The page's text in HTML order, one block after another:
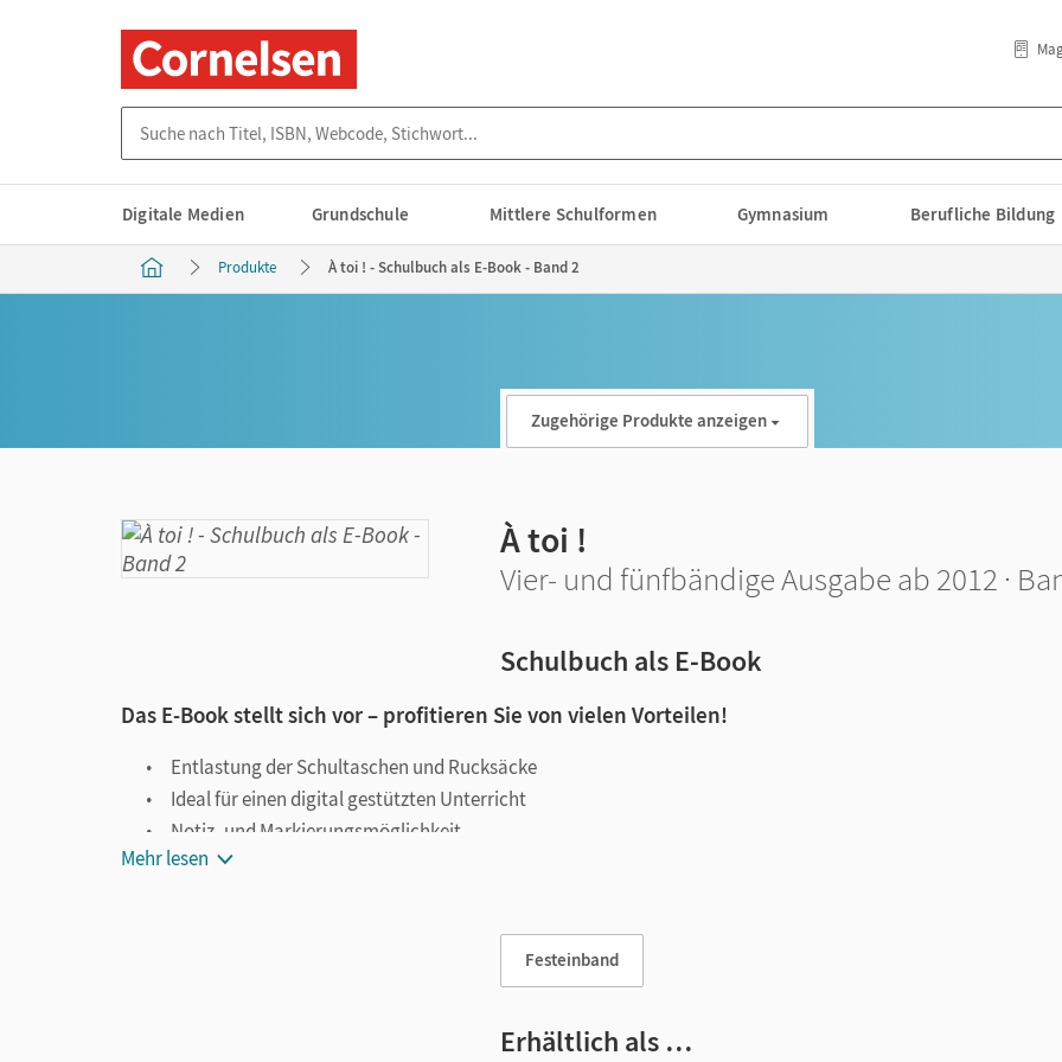
Digitale Medien Grundschule Mittlere Schulformen Gymnasium Berufliche Bildung
Produkte À toi ! - Schulbuch als E-Book - Band 2
Zugehörige Produkte anzeigen
À toi !
Vier- und fünfbändige Ausgabe ab 2012 ·
Schulbuch als E-Book
Das E-Book stellt sich vor – profitieren Sie von vielen Vorteilen!
Entlastung der Schultaschen und Rucksäcke
Ideal für einen digital gestützten Unterricht
Notiz- und Markierungsmöglichkeit
Jederzeit unkompliziert verfügbar
Mehr lesen
Festeinband
Erhältlich als …